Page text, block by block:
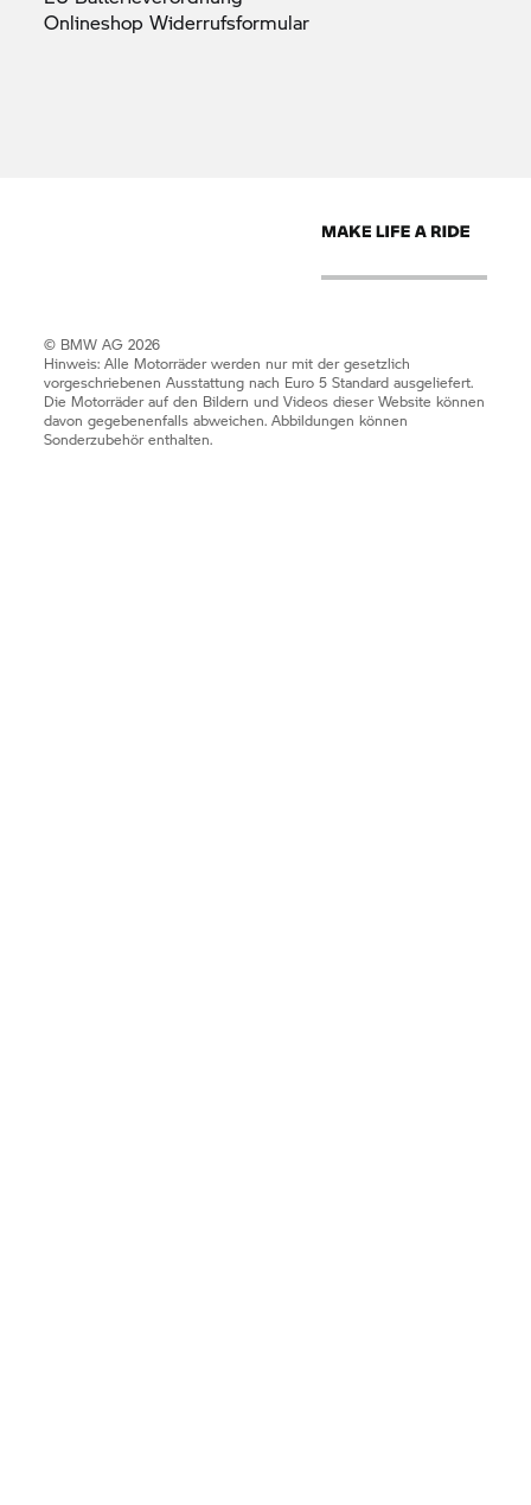
OnlineshopWiderrufsformular
© BMW AG 2026
Hinweis: Alle Motorräder werden nur mit der gesetzlich
vorgeschriebenen Ausstattung nach Euro 5 Standard ausgeliefert.
Die Motorräder auf den Bildern und Videos dieser Website können
davon gegebenenfalls abweichen. Abbildungen können
Sonderzubehör enthalten.